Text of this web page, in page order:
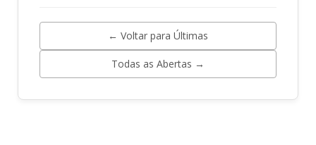
← Voltar para Últimas
Todas as Abertas →